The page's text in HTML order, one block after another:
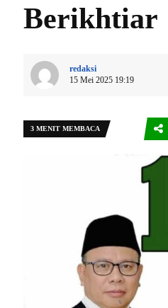
Berikhtiar
redaksi
15 Mei 2025 19:19
3 MENIT MEMBACA